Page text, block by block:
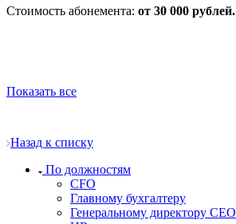
Стоимость абонемента: от 30 000 рублей.
Показать все
Назад к списку
По должностям
CFO
Главному бухгалтеру
Генеральному директору CEO